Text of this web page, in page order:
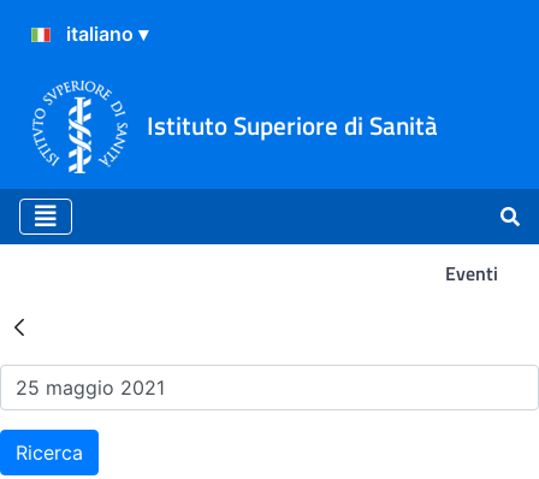
Istituto Superiore di Sanità
Eventi
Risultati della Ricerca -
Ricerca